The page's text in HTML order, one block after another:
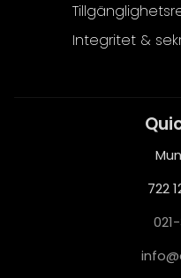
Integritet &
722
i